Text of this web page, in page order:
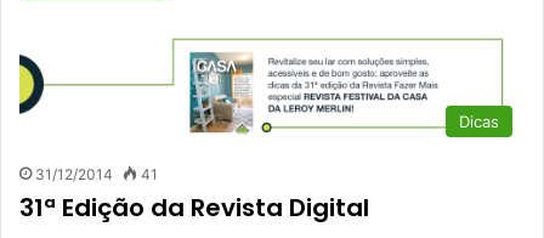
Dicas
31/12/2014 41
31ª Edição da Revista Digital